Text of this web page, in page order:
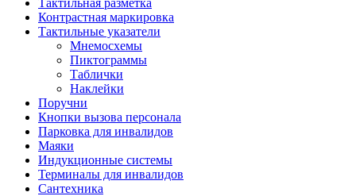
Тактильная разметка
Контрастная маркировка
Тактильные указатели
Мнемосхемы
Пиктограммы
Таблички
Наклейки
Поручни
Кнопки вызова персонала
Парковка для инвалидов
Маяки
Индукционные системы
Терминалы для инвалидов
Сантехника